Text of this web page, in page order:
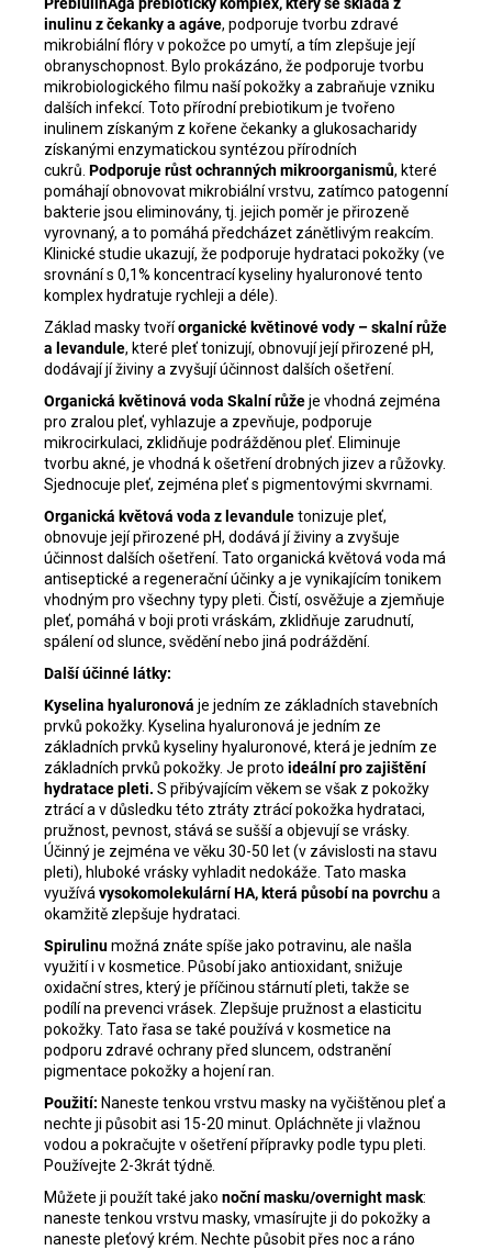
PrebiulinAga prebiotický komplex, který se skládá z
inulinu z čekanky a agáve, podporuje tvorbu zdravé
mikrobiální flóry v pokožce po umytí, a tím zlepšuje její
obranyschopnost. Bylo prokázáno, že podporuje tvorbu
mikrobiologického filmu naší pokožky a zabraňuje vzniku
dalších infekcí. Toto přírodní prebiotikum je tvořeno
inulinem získaným z kořene čekanky a glukosacharidy
získanými enzymatickou syntézou přírodních
cukrů. Podporuje růst ochranných mikroorganismů, které
pomáhají obnovovat mikrobiální vrstvu, zatímco patogenní
bakterie jsou eliminovány, tj. jejich poměr je přirozeně
vyrovnaný, a to pomáhá předcházet zánětlivým reakcím.
Klinické studie ukazují, že podporuje hydrataci pokožky (ve
srovnání s 0,1% koncentrací kyseliny hyaluronové tento
komplex hydratuje rychleji a déle).
Základ masky tvoříorganické květinové vody – skalní růže
a levandule, které pleť tonizují, obnovují její přirozené pH,
dodávají jí živiny a zvyšují účinnost dalších ošetření.
Organická květinová voda Skalní růžeje vhodná zejména
pro zralou pleť, vyhlazuje a zpevňuje, podporuje
mikrocirkulaci, zklidňuje podrážděnou pleť. Eliminuje
tvorbu akné, je vhodná k ošetření drobných jizev a růžovky.
Sjednocuje pleť, zejména pleť s pigmentovými skvrnami.
Organická květová voda z levanduletonizuje pleť,
obnovuje její přirozené pH, dodává jí živiny a zvyšuje
účinnost dalších ošetření. Tato organická květová voda má
antiseptické a regenerační účinky a je vynikajícím tonikem
vhodným pro všechny typy pleti. Čistí, osvěžuje a zjemňuje
pleť, pomáhá v boji proti vráskám, zklidňuje zarudnutí,
spálení od slunce, svědění nebo jiná podráždění.
Další účinné látky:
Kyselina hyaluronová je jedním ze základních stavebních
prvků pokožky. Kyselina hyaluronová je jedním ze
základních prvků kyseliny hyaluronové, která je jedním ze
základních prvků pokožky. Je proto ideální pro zajištění
hydratace pleti. S přibývajícím věkem se však z pokožky
ztrácí a v důsledku této ztráty ztrácí pokožka hydrataci,
pružnost, pevnost, stává se sušší a objevují se vrásky.
Účinný je zejména ve věku 30-50 let (v závislosti na stavu
pleti), hluboké vrásky vyhladit nedokáže. Tato maska
využívávysokomolekulární HA, která působí na povrchua
okamžitě zlepšuje hydrataci.
Spirulinumožná znáte spíše jako potravinu, ale našla
využití i v kosmetice. Působí jako antioxidant, snižuje
oxidační stres, který je příčinou stárnutí pleti, takže se
podílí na prevenci vrásek. Zlepšuje pružnost a elasticitu
pokožky. Tato řasa se také používá v kosmetice na
podporu zdravé ochrany před sluncem, odstranění
pigmentace pokožky a hojení ran.
Použití: Naneste tenkou vrstvu masky na vyčištěnou pleť a
nechte ji působit asi 15-20 minut. Opláchněte ji vlažnou
vodou a pokračujte v ošetření přípravky podle typu pleti.
Používejte 2-3krát týdně.
Můžete ji použít také jako noční masku/overnight mask:
naneste tenkou vrstvu masky, vmasírujte ji do pokožky a
naneste pleťový krém. Nechte působit přes noc a ráno